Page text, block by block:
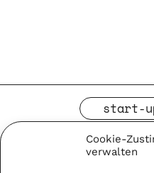
Cookie-
verwalten
start-